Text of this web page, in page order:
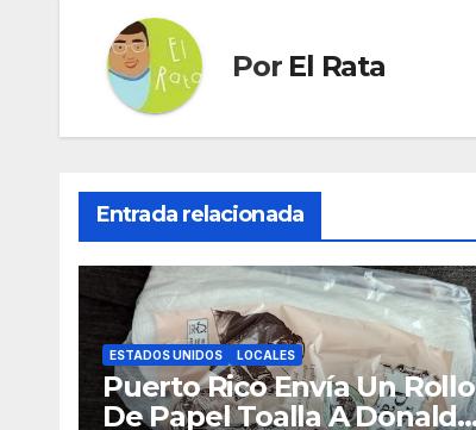
Por El Rata
Entrada relacionada
ESTADOS UNIDOS LOCALES
Puerto Rico Envía Un Rollo
De Papel Toalla A Donald